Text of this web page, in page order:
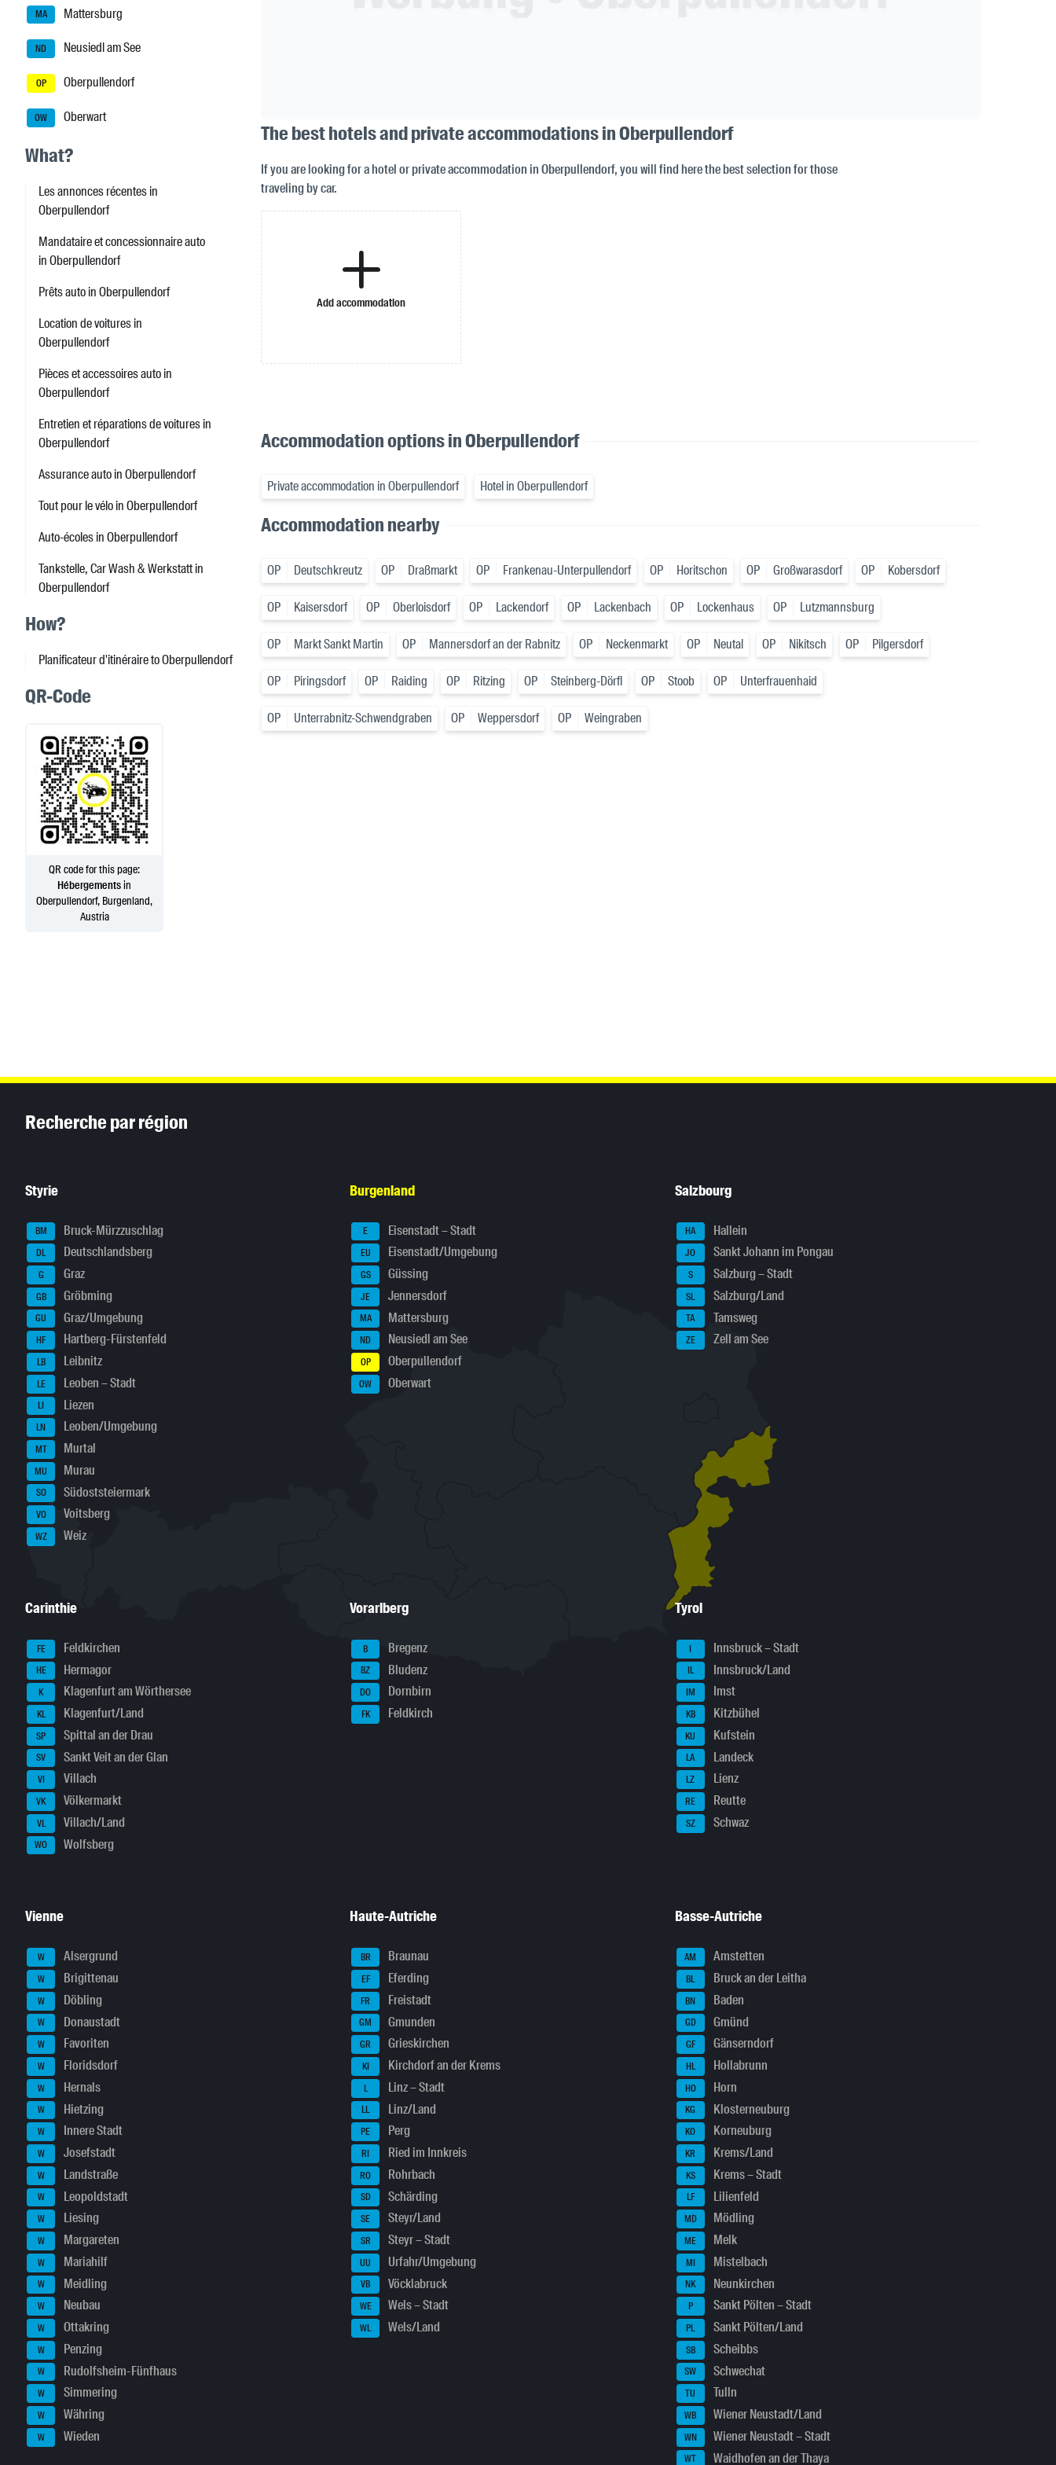
MA Mattersburg
ND Neusiedl am See
OP Oberpullendorf
OW Oberwart
What?
Les annonces récentes in
Oberpullendorf
Mandataire et concessionnaire auto
in Oberpullendorf
Prêts auto in Oberpullendorf
Location de voitures in
Oberpullendorf
Pièces et accessoires auto in
Oberpullendorf
Entretien et réparations de voitures in
Oberpullendorf
Assurance auto in Oberpullendorf
Tout pour le vélo in Oberpullendorf
Auto-écoles in Oberpullendorf
Tankstelle, Car Wash & Werkstatt in
Oberpullendorf
How?
Planificateur d'itinéraire to Oberpullendorf
QR-Code
QR code for this page:
Hébergementsin
Oberpullendorf, Burgenland,
Austria
The best hotels and private accommodations in Oberpullendorf
If you are looking for a hotel or private accommodation in Oberpullendorf, you will find here the best selection for those
traveling by car.
Add accommodation
Accommodation options in Oberpullendorf
Private accommodation in Oberpullendorf Hotel in Oberpullendorf
Accommodation nearby
OP Deutschkreutz OP Draßmarkt OP Frankenau-Unterpullendorf OP Horitschon OP Großwarasdorf OP Kobersdorf
OP Kaisersdorf OP Oberloisdorf OP Lackendorf OP Lackenbach OP Lockenhaus OP Lutzmannsburg
OP Markt Sankt Martin OP Mannersdorf an der Rabnitz OP Neckenmarkt OP Neutal OP Nikitsch OP Pilgersdorf
OP Piringsdorf OP Raiding OP Ritzing OP Steinberg-Dörfl OP Stoob OP Unterfrauenhaid
OP Unterrabnitz-Schwendgraben OP Weppersdorf OP Weingraben
Recherche par région
Styrie
BM Bruck-Mürzzuschlag
DL Deutschlandsberg
G Graz
GB Gröbming
GU Graz/Umgebung
HF Hartberg-Fürstenfeld
LB Leibnitz
LE Leoben – Stadt
LI Liezen
LN Leoben/Umgebung
MT Murtal
MU Murau
SO Südoststeiermark
VO Voitsberg
WZ Weiz
Burgenland
E Eisenstadt – Stadt
EU Eisenstadt/Umgebung
GS Güssing
JE Jennersdorf
MA Mattersburg
ND Neusiedl am See
OP Oberpullendorf
OW Oberwart
Salzbourg
HA Hallein
JO Sankt Johann im Pongau
S Salzburg – Stadt
SL Salzburg/Land
TA Tamsweg
ZE Zell am See
Carinthie
FE Feldkirchen
HE Hermagor
K Klagenfurt am Wörthersee
KL Klagenfurt/Land
SP Spittal an der Drau
SV Sankt Veit an der Glan
VI Villach
VK Völkermarkt
VL Villach/Land
WO Wolfsberg
Vorarlberg
B Bregenz
BZ Bludenz
DO Dornbirn
FK Feldkirch
Tyrol
I Innsbruck – Stadt
IL Innsbruck/Land
IM Imst
KB Kitzbühel
KU Kufstein
LA Landeck
LZ Lienz
RE Reutte
SZ Schwaz
Vienne
W Alsergrund
W Brigittenau
W Döbling
W Donaustadt
W Favoriten
W Floridsdorf
W Hernals
W Hietzing
W Innere Stadt
W Josefstadt
W Landstraße
W Leopoldstadt
W Liesing
W Margareten
W Mariahilf
W Meidling
W Neubau
W Ottakring
W Penzing
W Rudolfsheim-Fünfhaus
W Simmering
W Währing
W Wieden
Haute-Autriche
BR Braunau
EF Eferding
FR Freistadt
GM Gmunden
GR Grieskirchen
KI Kirchdorf an der Krems
L Linz – Stadt
LL Linz/Land
PE Perg
RI Ried im Innkreis
RO Rohrbach
SD Schärding
SE Steyr/Land
SR Steyr – Stadt
UU Urfahr/Umgebung
VB Vöcklabruck
WE Wels – Stadt
WL Wels/Land
Basse-Autriche
AM Amstetten
BL Bruck an der Leitha
BN Baden
GD Gmünd
GF Gänserndorf
HL Hollabrunn
HO Horn
KG Klosterneuburg
KO Korneuburg
KR Krems/Land
KS Krems – Stadt
LF Lilienfeld
MD Mödling
ME Melk
MI Mistelbach
NK Neunkirchen
P Sankt Pölten – Stadt
PL Sankt Pölten/Land
SB Scheibbs
SW Schwechat
TU Tulln
WB Wiener Neustadt/Land
WN Wiener Neustadt – Stadt
WT Waidhofen an der Thaya